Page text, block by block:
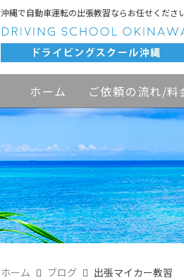
沖縄で自動車運転の出張教習ならお任せください
ホーム ご依頼の流れ/料
ホーム ブログ 出張マイカー教習